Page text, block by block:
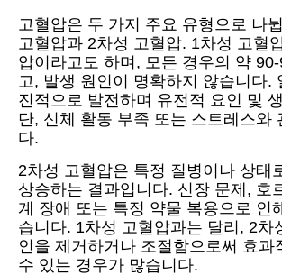
고혈압은 두 가지 주요 유형으로 나
고혈압과 2차성 고혈압. 1차성 고혈
압이라고도 하며, 모든 경우의 약
고, 발생 원인이 명확하지 않습니다.
진적으로 발전하며 유전적 요인 및
단, 신체 활동 부족 또는 스트레스와
다.
2차성 고혈압은 특정 질병이나 상태
상승하는 결과입니다. 신장 문제, 호
계 장애 또는 특정 약물 복용으로 인
습니다. 1차성 고혈압과는 달리, 2차
인을 제거하거나 조절함으로써 효과
수 있는 경우가 많습니다.